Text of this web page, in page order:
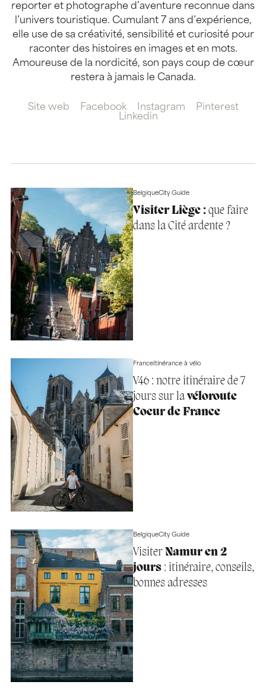
reporter et photographe d’aventure reconnue dans
l’univers touristique. Cumulant 7 ans d’expérience,
elle use de sa créativité, sensibilité et curiosité pour
raconter des histoires en images et en mots.
Amoureuse de la nordicité, son pays coup de cœur
restera à jamais le Canada.
Site web Facebook Instagram
Pinterest
Linkedin
BelgiqueCity Guide
Visiter Liège :que faire
dans la Cité ardente ?
FranceItinérance à vélo
V46 : notre itinéraire de 7
jours sur lavéloroute
Coeur de France
BelgiqueCity Guide
VisiterNamur en 2
jours: itinéraire, conseils,
bonnes adresses